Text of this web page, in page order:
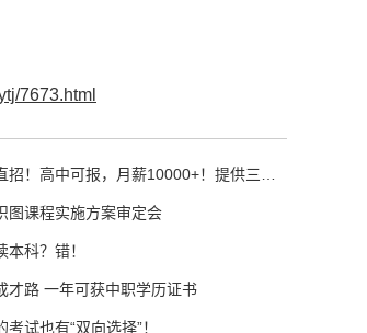
7673.html
！高中可报，月薪10000+！提供三餐～
图课程实施方案审定会
科？错！
才路 一年可获中职学历证书
试也有“双向选择”！